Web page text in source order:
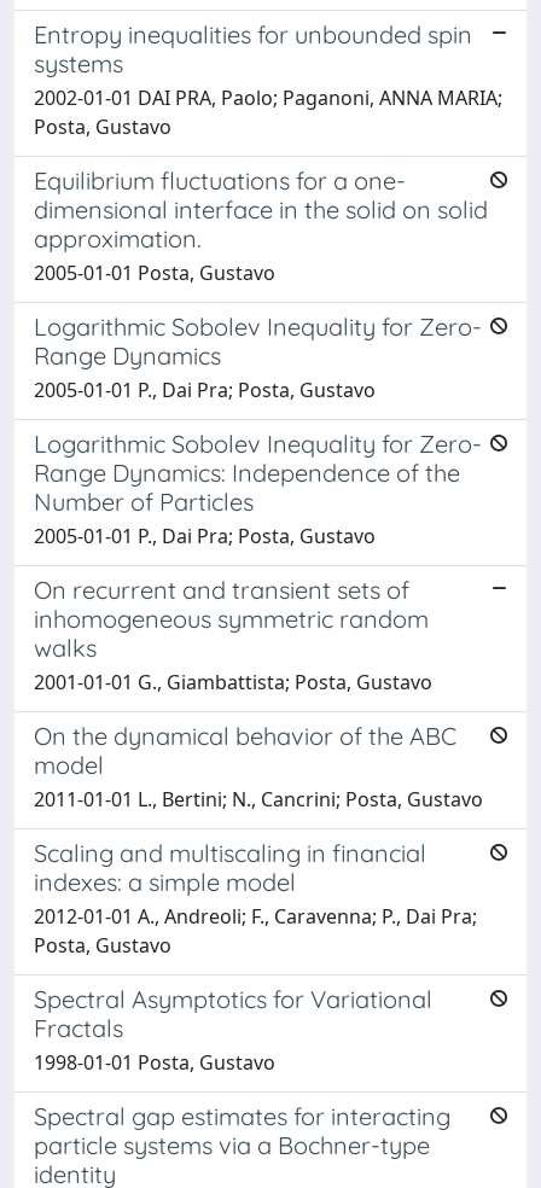
Entropy inequalities for unbounded spin
systems
2002-01-01 DAI PRA, Paolo; Paganoni, ANNA MARIA;
Posta, Gustavo
Equilibrium fluctuations for a one-
dimensional interface in the solid on solid
approximation.
2005-01-01 Posta, Gustavo
Logarithmic Sobolev Inequality for Zero-
Range Dynamics
2005-01-01 P., Dai Pra; Posta, Gustavo
Logarithmic Sobolev Inequality for Zero-
Range Dynamics: Independence of the
Number of Particles
2005-01-01 P., Dai Pra; Posta, Gustavo
On recurrent and transient sets of
inhomogeneous symmetric random
walks
2001-01-01 G., Giambattista; Posta, Gustavo
On the dynamical behavior of the ABC
model
2011-01-01 L., Bertini; N., Cancrini; Posta, Gustavo
Scaling and multiscaling in financial
indexes: a simple model
2012-01-01 A., Andreoli; F., Caravenna; P., Dai Pra;
Posta, Gustavo
Spectral Asymptotics for Variational
Fractals
1998-01-01 Posta, Gustavo
Spectral gap estimates for interacting
particle systems via a Bochner-type
identity